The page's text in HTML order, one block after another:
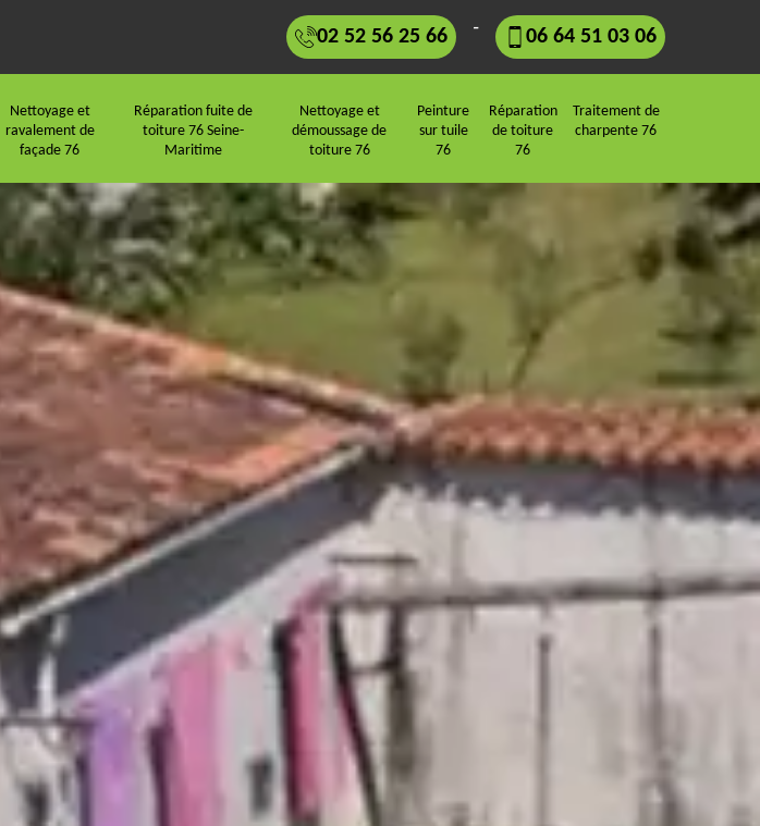
02 52 56 25 66 - 06 64 51 03 06
Nettoyage et
ravalement de
façade 76
Réparation fuite de
toiture 76 Seine-
Maritime
Nettoyage et
démoussage de
toiture 76
Peinture
sur tuile
76
Réparation
de toiture
76
Traitement de
charpente 76